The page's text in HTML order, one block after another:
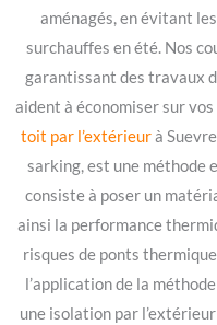
aménagés, en évitant
surchauffes en été. Nos
garantissant des travaux
aident à économiser sur
toit par l’extérieurà
sarking, est une méthode
consiste à poser un
ainsi la performance
risques de ponts
l’application de la
une isolation par